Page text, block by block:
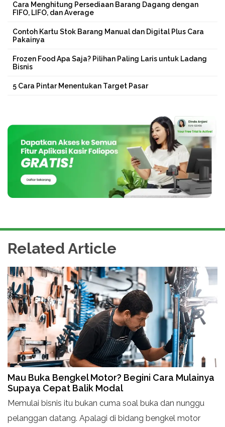
Cara Menghitung Persediaan Barang Dagang dengan
FIFO, LIFO, dan Average
Contoh Kartu Stok Barang Manual dan Digital Plus Cara
Pakainya
Frozen Food Apa Saja? Pilihan Paling Laris untuk Ladang
Bisnis
5 Cara Pintar Menentukan Target Pasar
Related Article
Mau Buka Bengkel Motor? Begini Cara Mulainya
Supaya Cepat Balik Modal
Memulai bisnis itu bukan cuma soal buka dan nunggu
pelanggan datang. Apalagi di bidang bengkel motor